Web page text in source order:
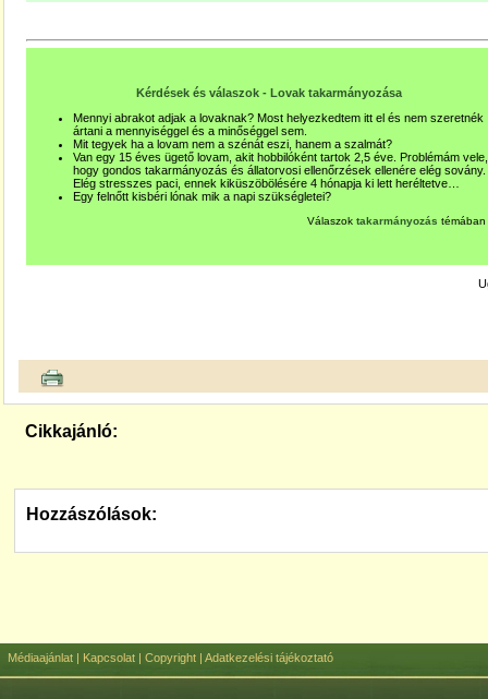
Kérdések és válaszok - Lovak takarmányozása
Mennyi abrakot adjak a lovaknak? Most helyezkedtem itt el és nem szeretnék
ártani a mennyiséggel és a minőséggel sem.
Mit tegyek ha a lovam nem a szénát eszi, hanem a szalmát?
Van egy 15 éves ügető lovam, akit hobbilóként tartok 2,5 éve. Problémám vele,
hogy gondos takarmányozás és állatorvosi ellenőrzések ellenére elég sovány.
Elég stresszes paci, ennek kiküszöbölésére 4 hónapja ki lett heréltetve…
Egy felnőtt kisbéri lónak mik a napi szükségletei?
Válaszok takarmányozás témában
Cikkajánló:
Hozzászólások:
Médiaajánlat | Kapcsolat | Copyright | Adatkezelési tájékoztató